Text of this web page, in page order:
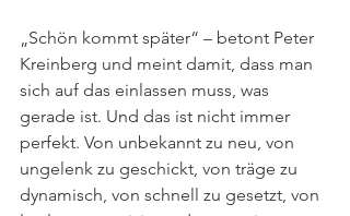
„Schön kommt später“ – betont Peter
Kreinberg und meint damit, dass man
sich auf das einlassen muss, was
gerade ist. Und das ist nicht immer
perfekt. Von unbekannt zu neu, von
ungelenk zu geschickt, von träge zu
dynamisch, von schnell zu gesetzt, von